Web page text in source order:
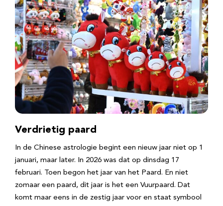
Verdrietig paard
In de Chinese astrologie begint een nieuw jaar niet op 1
januari, maar later. In 2026 was dat op dinsdag 17
februari. Toen begon het jaar van het Paard. En niet
zomaar een paard, dit jaar is het een Vuurpaard. Dat
komt maar eens in de zestig jaar voor en staat symbool